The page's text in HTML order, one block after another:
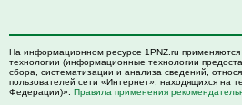
На информационном ресурсе 1PNZ.ru
технологии (информационные технологии
сбора, систематизации и анализа сведений,
пользователей сети «Интернет», находящихся на
Федерации)». Правила применения